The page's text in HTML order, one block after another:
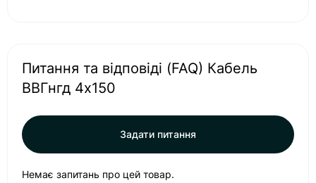
Питання та відповіді (FAQ) Кабель
ВВГнгд 4х150
Задати питання
Немає запитань про цей товар.